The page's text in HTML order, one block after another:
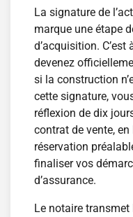
La signature de
marque une étape
d’acquisition.
devenez
si la construction
cette signature,
réflexion de dix
contrat de vente, en
réservation
finaliser vos
d’assurance.
Le notaire